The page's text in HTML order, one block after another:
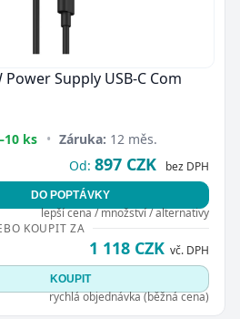
Power Supply USB-C Com
ks • Záruka: 12 měs.
Od: 897 CZK bez DPH
DO POPTÁVKY
lepší cena / množství / alternativy
KOUPIT ZA
1 118 CZK vč. DPH
KOUPIT
rychlá objednávka (běžná cena)